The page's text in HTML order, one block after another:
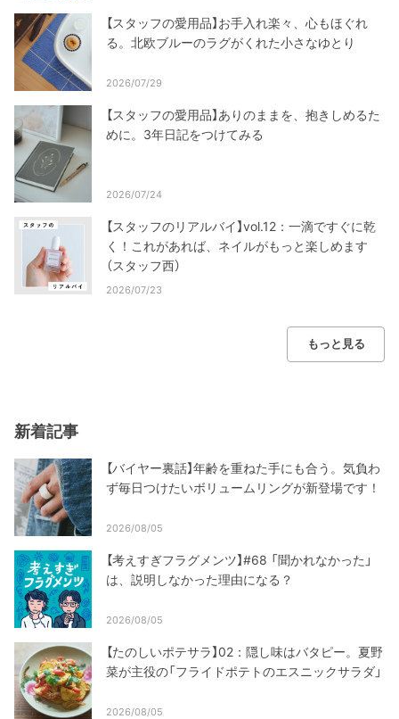
【スタッフの愛用品】お手入れ楽々、心もほぐれ
る。北欧ブルーのラグがくれた小さなゆとり
2026/07/29
【スタッフの愛用品】ありのままを、抱きしめるた
めに。3年日記をつけてみる
2026/07/24
【スタッフのリアルバイ】vol.12：一滴ですぐに乾
く！これがあれば、ネイルがもっと楽しめます
（スタッフ西）
2026/07/23
もっと見る
新着記事
【バイヤー裏話】年齢を重ねた手にも合う。気負わ
ず毎日つけたいボリュームリングが新登場です！
2026/08/05
【考えすぎフラグメンツ】#68 「聞かれなかった」
は、説明しなかった理由になる？
2026/08/05
【たのしいポテサラ】02：隠し味はバタピー。夏野
菜が主役の「フライドポテトのエスニックサラダ」
2026/08/05